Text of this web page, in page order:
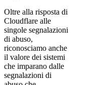
Oltre alla risposta di
Cloudflare alle
singole segnalazioni
di abuso,
riconosciamo anche
il valore dei sistemi
che imparano dalle
segnalazioni di